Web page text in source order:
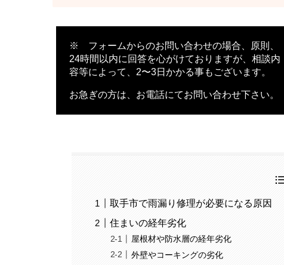
※ フォームからのお問い合わせの場合、原則、
24時間以内に回答を心がけておりますが、相談内
容等によって、2〜3日かかる事もございます。
お急ぎの方は、お電話にてお問い合わせ下さい。
取手市で雨漏り修理が必要になる原因
住まいの経年劣化
屋根材や防水層の経年劣化
外壁やコーキングの劣化